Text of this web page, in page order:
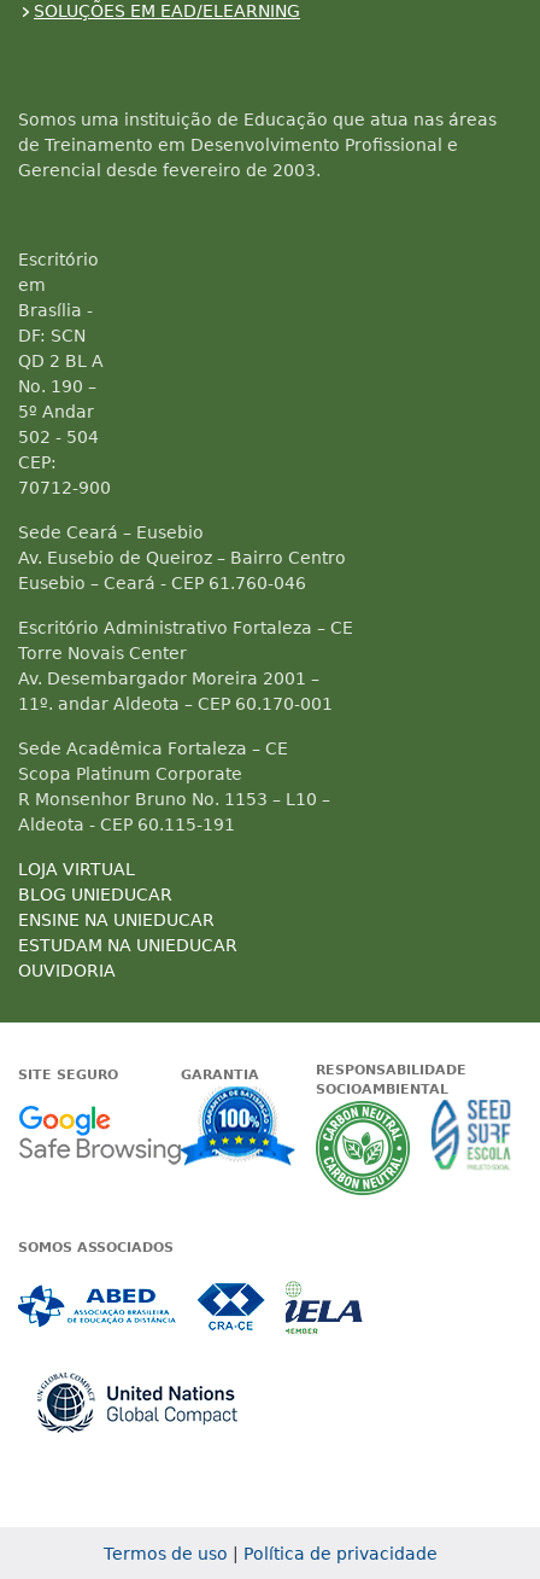
SOLUÇÕES EM EAD/ELEARNING
Somos uma instituição de Educação que atua nas áreas
de Treinamento em Desenvolvimento Profissional e
Gerencial desde fevereiro de 2003.
Escritório
em
Brasília -
DF: SCN
QD 2 BL A
No. 190 –
5º Andar
502 - 504
CEP:
70712-900
Sede Ceará – Eusebio
Av. Eusebio de Queiroz – Bairro Centro
Eusebio – Ceará - CEP 61.760-046
Escritório Administrativo Fortaleza – CE
Torre Novais Center
Av. Desembargador Moreira 2001 –
11º. andar Aldeota – CEP 60.170-001
Sede Acadêmica Fortaleza – CE
Scopa Platinum Corporate
R Monsenhor Bruno No. 1153 – L10 –
Aldeota - CEP 60.115-191
LOJA VIRTUAL
BLOG UNIEDUCAR
ENSINE NA UNIEDUCAR
ESTUDAM NA UNIEDUCAR
OUVIDORIA
SITE SEGURO
Google - Status do site no
GARANTIA
Garantia de
RESPONSABILIDADE
SOCIOAMBIENTAL
A
SOMOS ASSOCIADOS
Termos de uso Política de privacidade